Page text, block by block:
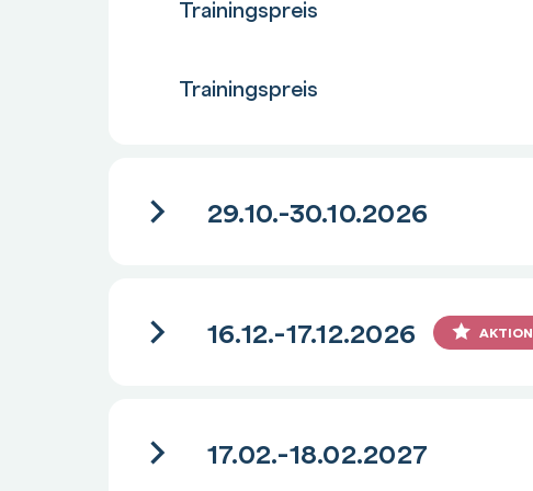
Trainingspreis
Trainingspreis
29.10.-30.10.2026
16.12.-17.12.2026 AKTION
17.02.-18.02.2027